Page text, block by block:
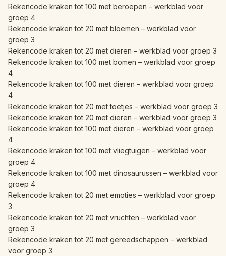
Rekencode kraken tot 100 met beroepen – werkblad voor
groep 4
Rekencode kraken tot 20 met bloemen – werkblad voor
groep 3
Rekencode kraken tot 20 met dieren – werkblad voor groep 3
Rekencode kraken tot 100 met bomen – werkblad voor groep
4
Rekencode kraken tot 100 met dieren – werkblad voor groep
4
Rekencode kraken tot 20 met toetjes – werkblad voor groep 3
Rekencode kraken tot 20 met dieren – werkblad voor groep 3
Rekencode kraken tot 100 met dieren – werkblad voor groep
4
Rekencode kraken tot 100 met vliegtuigen – werkblad voor
groep 4
Rekencode kraken tot 100 met dinosaurussen – werkblad voor
groep 4
Rekencode kraken tot 20 met emoties – werkblad voor groep
3
Rekencode kraken tot 20 met vruchten – werkblad voor
groep 3
Rekencode kraken tot 20 met gereedschappen – werkblad
voor groep 3